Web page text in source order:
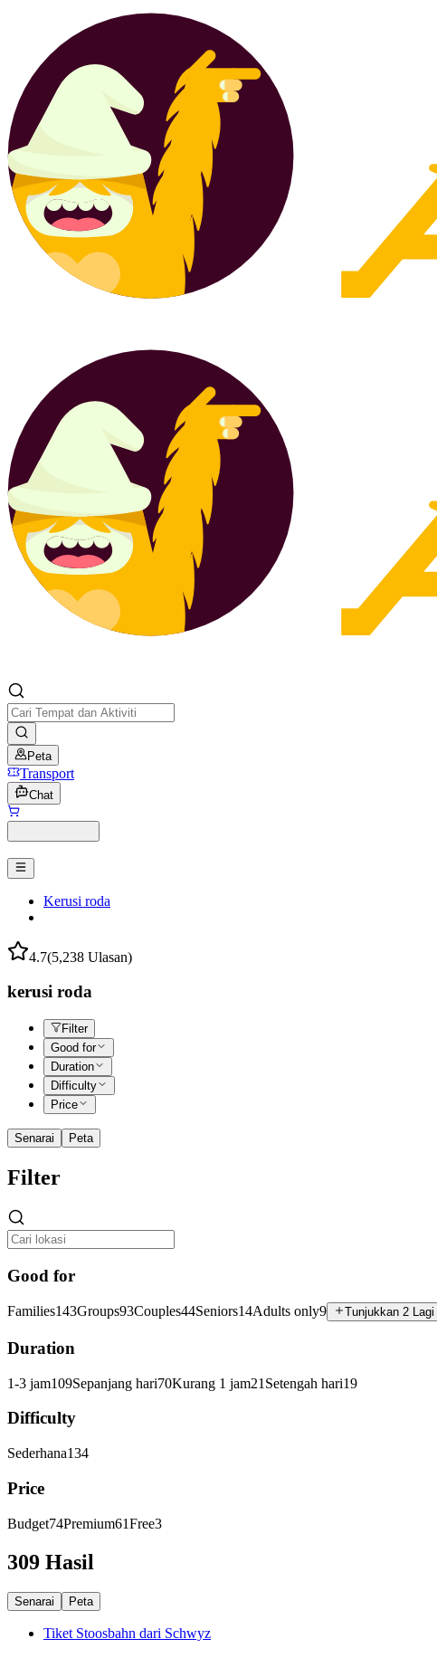
Peta
Transport
Chat
Kerusi roda
4.7(5,238 Ulasan)
kerusi roda
Filter
Good for
Duration
Difficulty
Price
Senarai Peta
Filter
Good for
Families143Groups93Couples44Seniors14Adults only9 Tunjukkan 2 Lagi
Duration
1-3 jam109Sepanjang hari70Kurang 1 jam21 Setengah hari19
Difficulty
Sederhana134
Price
Budget74Premium61Free3
309 Hasil
Senarai Peta
Tiket Stoosbahn dari Schwyz